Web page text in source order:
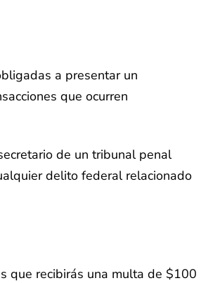
a presentar un
que ocurren
de un tribunal penal
delito federal relacionado
que recibirás una multa de $100